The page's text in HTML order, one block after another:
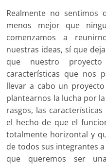
Realmente no sentimos
menos mejor que
comenzamos a
nuestras ideas, sí que
que nuestro
características que nos
llevar a cabo un
plantearnos la lucha por
rasgos, las
el hecho de que el
totalmente horizontal y
de todos sus integrantes
que queremos ser